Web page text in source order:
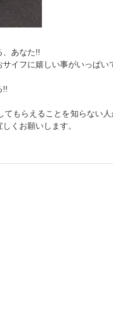
、あなた!!
イフに嬉しい事がいっぱい
!!
もらえることを知らない
くお願いします。